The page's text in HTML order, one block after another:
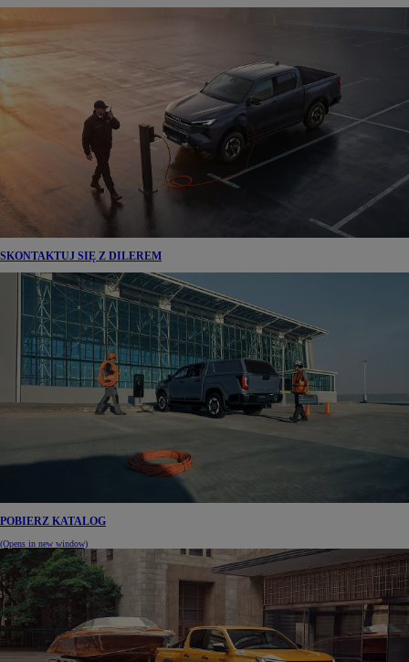
SKONTAKTUJ SIĘ Z DILEREM
POBIERZ KATALOG
(Opens in new window)